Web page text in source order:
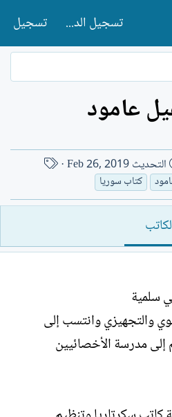
تسجيل الدخول تسجيل
عامود
التحديثFeb 26, 2019
ا
م
ك
كتاب سوريا
والتجهيزي وانتسب إلى
إلى مدرسة الأخصائيين